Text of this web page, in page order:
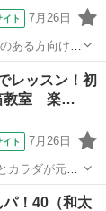
イト 7月26日
ある方向けに
ただき、どん
を大切にしな
レッスン！初
教室 楽…
イト 7月26日
カラダが元気
脳トレにも
んで頂ける様
！40（和太